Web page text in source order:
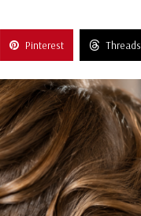
Pinterest Threads